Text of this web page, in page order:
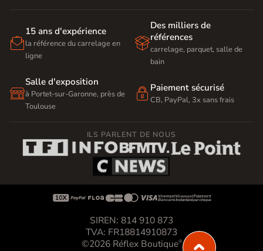

15 ans d'expérience
la référence du carrelage en
ligne

Des milliers de
références
carrelage, parquet, salle de
bain

Salle d'exposition
à Portet-sur-Garonne, près de
Toulouse
 Paiement sécurisé
CB, PayPal, 3x sans frais
ILS PARLENT DE NOUS

SIREN: 814 910 873
TVA: FR18814910873
©2026 Réflex Boutique®